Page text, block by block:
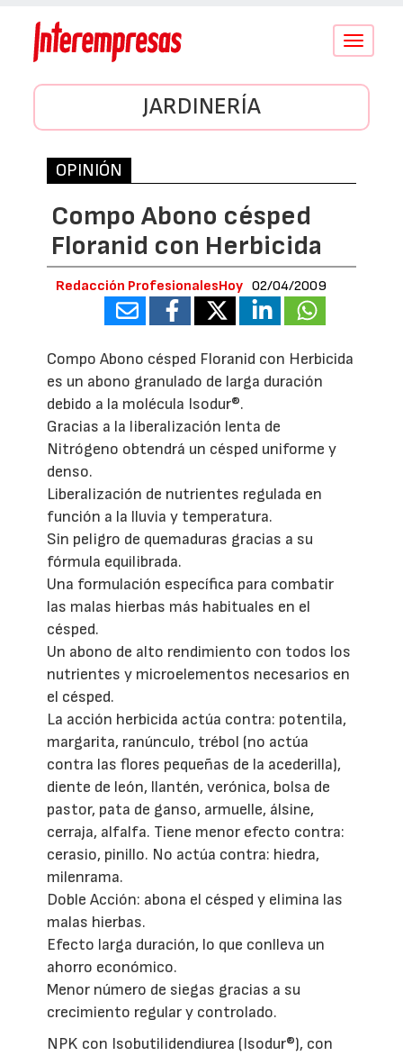
Conmutar
JARDINERÍA
OPINIÓN
Compo Abono césped
Floranid con Herbicida
Redacción ProfesionalesHoy 02/04/2009
Compo Abono césped Floranid con Herbicida
es un abono granulado de larga duración
debido a la molécula Isodur®.
Gracias a la liberalización lenta de
Nitrógeno obtendrá un césped uniforme y
denso.
Liberalización de nutrientes regulada en
función a la lluvia y temperatura.
Sin peligro de quemaduras gracias a su
fórmula equilibrada.
Una formulación específica para combatir
las malas hierbas más habituales en el
césped.
Un abono de alto rendimiento con todos los
nutrientes y microelementos necesarios en
el césped.
La acción herbicida actúa contra: potentila,
margarita, ranúnculo, trébol (no actúa
contra las flores pequeñas de la acederilla),
diente de león, llantén, verónica, bolsa de
pastor, pata de ganso, armuelle, álsine,
cerraja, alfalfa. Tiene menor efecto contra:
cerasio, pinillo. No actúa contra: hiedra,
milenrama.
Doble Acción: abona el césped y elimina las
malas hierbas.
Efecto larga duración, lo que conlleva un
ahorro económico.
Menor número de siegas gracias a su
crecimiento regular y controlado.
NPK con Isobutilidendiurea (Isodur®), con